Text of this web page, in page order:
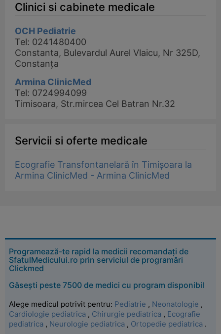
Clinici si cabinete medicale
OCH Pediatrie
Tel: 0241480400
Constanta, Bulevardul Aurel Vlaicu, Nr 325D,
Constanța
Armina ClinicMed
Tel: 0724994099
Timisoara, Str.mircea Cel Batran Nr.32
Servicii si oferte medicale
Ecografie Transfontanelară în Timișoara la
Armina ClinicMed - Armina ClinicMed
Programează-te rapid la medicii recomandați de
SfatulMedicului.ro prin serviciul de programări
Clickmed
Găsești peste 7500 de medici cu program disponibil
Alege medicul potrivit pentru: Pediatrie , Neonatologie ,
Cardiologie pediatrica , Chirurgie pediatrica , Ecografie
pediatrica , Neurologie pediatrica , Ortopedie pediatrica .